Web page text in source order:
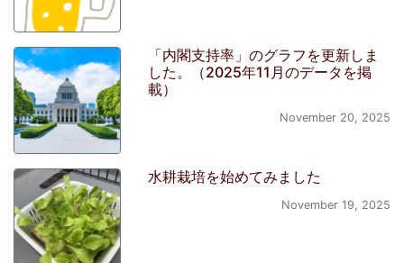
「内閣支持率」のグラフを更新しま
した。（2025年11月のデータを掲
載）
November 20, 2025
水耕栽培を始めてみました
November 19, 2025